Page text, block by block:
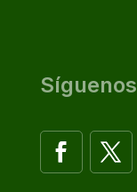
Síguenos